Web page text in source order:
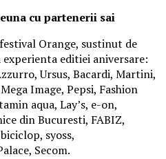
cu partenerii sai
Orange, sustinut de
editiei aniversare:
Ursus, Bacardi, Martini,
Image, Pepsi, Fashion
aqua, Lay’s, e-on,
din Bucuresti, FABIZ,
syoss,
Secom.